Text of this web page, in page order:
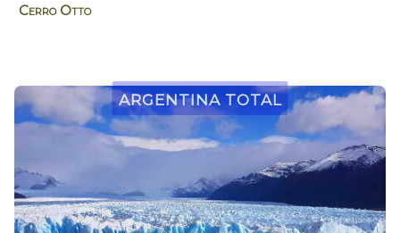
Cerro Otto
Argentina Total